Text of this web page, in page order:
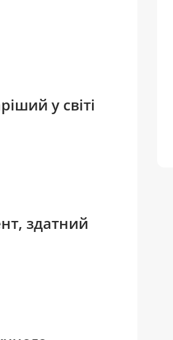
у світі
здатний